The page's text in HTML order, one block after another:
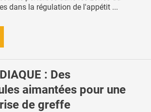
dans la régulation de l'appétit ...
: Des
aimantées pour une
de greffe